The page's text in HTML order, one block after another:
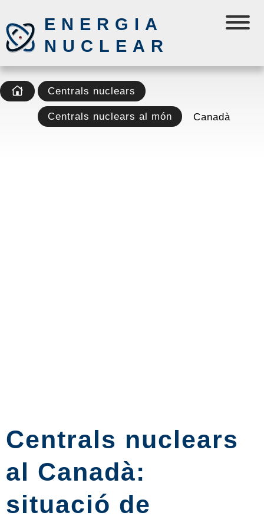
ENERGIA
NUCLEAR
Centrals nuclears
Centrals nuclears al món Canadà
Centrals nuclears
al Canadà:
situació de